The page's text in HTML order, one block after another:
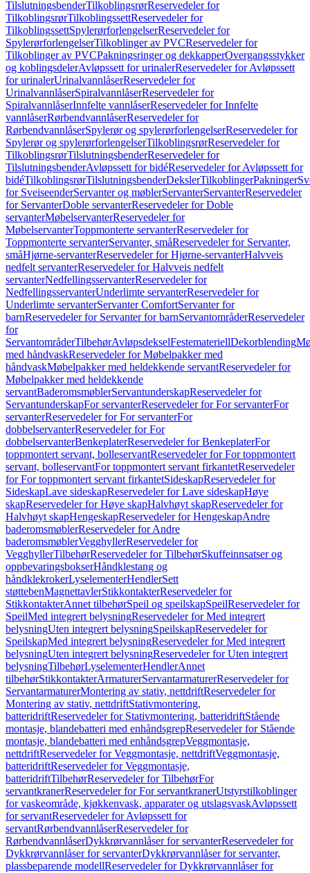
TilslutningsbenderTilkoblingsrørReservedeler for
TilkoblingsrørTilkoblingssettReservedeler for
TilkoblingssettSpylerørforlengelserReservedeler for
SpylerørforlengelserTilkoblinger av PVCReservedeler for
Tilkoblinger av PVCPakningsringer og dekkapperOvergangsstykker
og koblingsdelerAvløpssett for urinalerReservedeler for Avløpssett
for urinalerUrinalvannlåserReservedeler for
UrinalvannlåserSpiralvannlåserReservedeler for
SpiralvannlåserInnfelte vannlåserReservedeler for Innfelte
vannlåserRørbendvannlåserReservedeler for
RørbendvannlåserSpylerør og spylerørforlengelserReservedeler for
Spylerør og spylerørforlengelserTilkoblingsrørReservedeler for
TilkoblingsrørTilslutningsbenderReservedeler for
TilslutningsbenderAvløpssett for bidéReservedeler for Avløpssett for
bidéTilkoblingsrørTilslutningsbenderDekslerTilkoblingerPakninger
for SveiseenderServanter og møblerServanterServanterReservedeler
for ServanterDoble servanterReservedeler for Doble
servanterMøbelservanterReservedeler for
MøbelservanterToppmonterte servanterReservedeler for
Toppmonterte servanterServanter, småReservedeler for Servanter,
småHjørne-servanterReservedeler for Hjørne-servanterHalvveis
nedfelt servanterReservedeler for Halvveis nedfelt
servanterNedfellingsservanterReservedeler for
NedfellingsservanterUnderlimte servanterReservedeler for
Underlimte servanterServanter ComfortServanter for
barnReservedeler for Servanter for barnServantområderReservedeler
for
ServantområderTilbehørAvløpsdekselFestemateriellDekorblending
med håndvaskReservedeler for Møbelpakker med
håndvaskMøbelpakker med heldekkende servantReservedeler for
Møbelpakker med heldekkende
servantBaderomsmøblerServantunderskapReservedeler for
ServantunderskapFor servanterReservedeler for For servanterFor
servanterReservedeler for For servanterFor
dobbelservanterReservedeler for For
dobbelservanterBenkeplaterReservedeler for BenkeplaterFor
toppmontert servant, bolleservantReservedeler for For toppmontert
servant, bolleservantFor toppmontert servant firkantetReservedeler
for For toppmontert servant firkantetSideskapReservedeler for
SideskapLave sideskapReservedeler for Lave sideskapHøye
skapReservedeler for Høye skapHalvhøyt skapReservedeler for
Halvhøyt skapHengeskapReservedeler for HengeskapAndre
baderomsmøblerReservedeler for Andre
baderomsmøblerVegghyllerReservedeler for
VegghyllerTilbehørReservedeler for TilbehørSkuffeinnsatser og
oppbevaringsbokserHåndklestang og
håndklekrokerLyselementerHendlerSett
støttebenMagnettavlerStikkontakterReservedeler for
StikkontakterAnnet tilbehørSpeil og speilskapSpeilReservedeler for
SpeilMed integrert belysningReservedeler for Med integrert
belysningUten integrert belysningSpeilskapReservedeler for
SpeilskapMed integrert belysningReservedeler for Med integrert
belysningUten integrert belysningReservedeler for Uten integrert
belysningTilbehørLyselementerHendlerAnnet
tilbehørStikkontakterArmaturerServantarmaturerReservedeler for
ServantarmaturerMontering av stativ, nettdriftReservedeler for
Montering av stativ, nettdriftStativmontering,
batteridriftReservedeler for Stativmontering, batteridriftStående
montasje, blandebatteri med enhåndsgrepReservedeler for Stående
montasje, blandebatteri med enhåndsgrepVeggmontasje,
nettdriftReservedeler for Veggmontasje, nettdriftVeggmontasje,
batteridriftReservedeler for Veggmontasje,
batteridriftTilbehørReservedeler for TilbehørFor
servantkranerReservedeler for For servantkranerUtstyrstilkoblinger
for vaskeområde, kjøkkenvask, apparater og utslagsvaskAvløpssett
for servantReservedeler for Avløpssett for
servantRørbendvannlåserReservedeler for
RørbendvannlåserDykkrørvannlåser for servanterReservedeler for
Dykkrørvannlåser for servanterDykkrørvannlåser for servanter,
plassbeparende modellReservedeler for Dykkrørvannlåser for